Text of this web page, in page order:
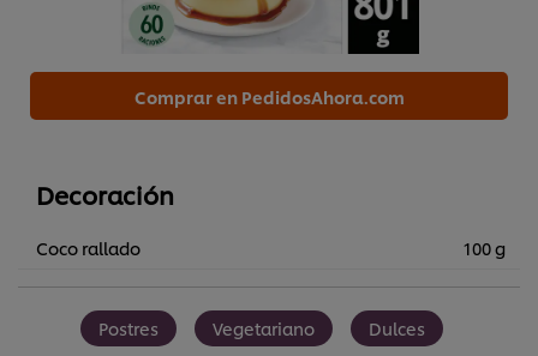
Comprar en PedidosAhora.com
Decoración
Coco rallado 100 g
Postres Vegetariano Dulces